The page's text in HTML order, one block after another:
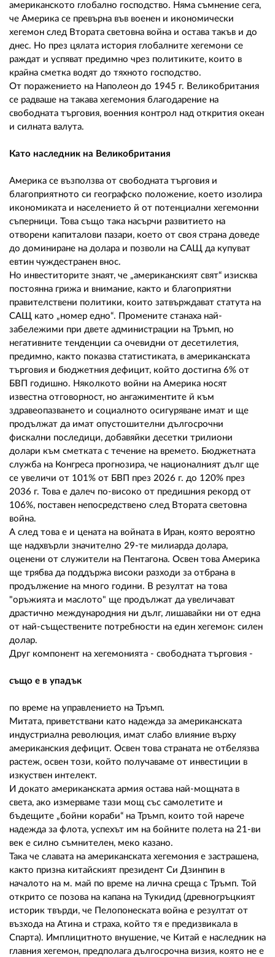
американското глобално господство. Няма съмнение сега,
че Америка се превърна във военен и икономически
хегемон след Втората световна война и остава такъв и до
днес. Но през цялата история глобалните хегемони се
раждат и успяват предимно чрез политиките, които в
крайна сметка водят до тяхното господство.
От поражението на Наполеон до 1945 г. Великобритания
се радваше на такава хегемония благодарение на
свободната търговия, военния контрол над открития океан
и силната валута.
Като наследник на Великобритания
Америка се възползва от свободната търговия и
благоприятното си географско положение, което изолира
икономиката и населението й от потенциални хегемонни
съперници. Това също така насърчи развитието на
отворени капиталови пазари, което от своя страна доведе
до доминиране на долара и позволи на САЩ да купуват
евтин чуждестранен внос.
Но инвеститорите знаят, че „американският свят“ изисква
постоянна грижа и внимание, както и благоприятни
правителствени политики, които затвърждават статута на
САЩ като „номер едно“. Промените станаха най-
забележими при двете администрации на Тръмп, но
негативните тенденции са очевидни от десетилетия,
предимно, както показва статистиката, в американската
търговия и бюджетния дефицит, който достигна 6% от
БВП годишно. Няколкото войни на Америка носят
известна отговорност, но ангажиментите й към
здравеопазването и социалното осигуряване имат и ще
продължат да имат опустошителни дългосрочни
фискални последици, добавяйки десетки трилиони
долари към сметката с течение на времето. Бюджетната
служба на Конгреса прогнозира, че националният дълг ще
се увеличи от 101% от БВП през 2026 г. до 120% през
2036 г. Това е далеч по-високо от предишния рекорд от
106%, поставен непосредствено след Втората световна
война.
А след това е и цената на войната в Иран, която вероятно
ще надхвърли значително 29-те милиарда долара,
оценени от служители на Пентагона. Освен това Америка
ще трябва да поддържа високи разходи за отбрана в
продължение на много години. В резултат на това
"оръжията и маслото" ще продължат да увеличават
драстично международния ни дълг, лишавайки ни от една
от най-съществените потребности на един хегемон: силен
долар.
Друг компонент на хегемонията - свободната търговия -
също е в упадък
по време на управлението на Тръмп.
Митата, приветствани като надежда за американската
индустриална революция, имат слабо влияние върху
американския дефицит. Освен това страната не отбелязва
растеж, освен този, който получаваме от инвестиции в
изкуствен интелект.
И докато американската армия остава най-мощната в
света, ако измерваме тази мощ със самолетите и
бъдещите „бойни кораби“ на Тръмп, които той нарече
надежда за флота, успехът им на бойните полета на 21-ви
век е силно съмнителен, меко казано.
Така че славата на американската хегемония е застрашена,
както призна китайският президент Си Дзинпин в
началото на м. май по време на лична среща с Тръмп. Той
открито се позова на капана на Тукидид (древногръцкият
историк твърди, че Пелопонеската война е резултат от
възхода на Атина и страха, който тя е предизвикала в
Спарта). Имплицитното внушение, че Китай е наследник на
главния хегемон, предполага дългосрочна визия, която не е